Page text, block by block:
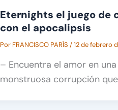
Eternights el juego de
con el apocalipsis
Por FRANCISCO PARÍS /12 de febrero
– Encuentra el amor en
monstruosa corrupción